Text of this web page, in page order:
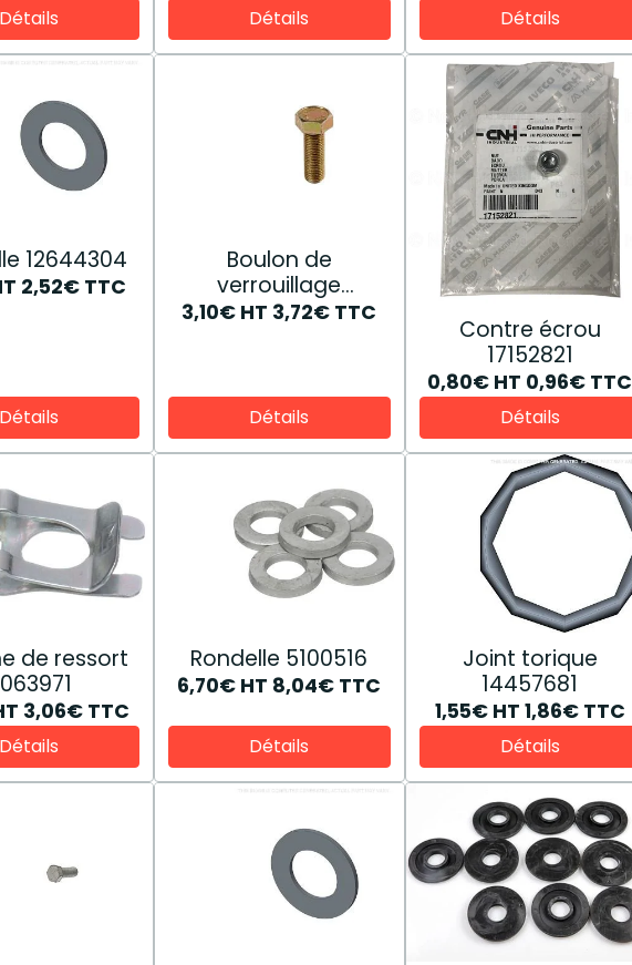
Détails Détails Détails
12644304
2,52€ TTC
Détails
Boulon de
verrouillage
hexagonal 14274631
3,10€ HT 3,72€ TTC
Détails
Contre écrou
17152821
0,80€ HT 0,96€ TTC
Détails
de ressort
3,06€ TTC
Détails
Rondelle 5100516
6,70€ HT 8,04€ TTC
Détails
Joint torique
14457681
1,55€ HT 1,86€ TTC
Détails